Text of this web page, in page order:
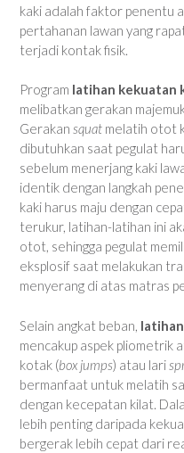
kaki adalah faktor penentu
pertahanan lawan yang
terjadi kontak fisik.
Program latihan kekuatan
melibatkan gerakan
Gerakan squat melatih otot
dibutuhkan saat pegulat
sebelum menerjang kaki
identik dengan langkah
kaki harus maju dengan
terukur, latihan-latihan ini
otot, sehingga pegulat
eksplosif saat melakukan
menyerang di atas matras
Selain angkat beban,
mencakup aspek pliometrik
kotak (box jumps) atau lari
bermanfaat untuk melatih
dengan kecepatan kilat.
lebih penting daripada
bergerak lebih cepat dari